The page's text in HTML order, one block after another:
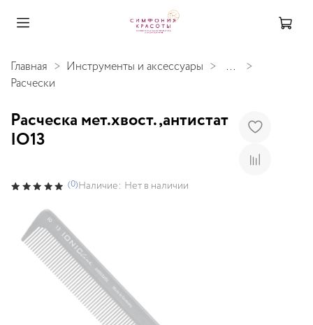
Главная Инструменты и аксессуары
...
Расчески
Расческа мет.хвост.,антистат
IO13
(0)Наличие: Нет в наличии